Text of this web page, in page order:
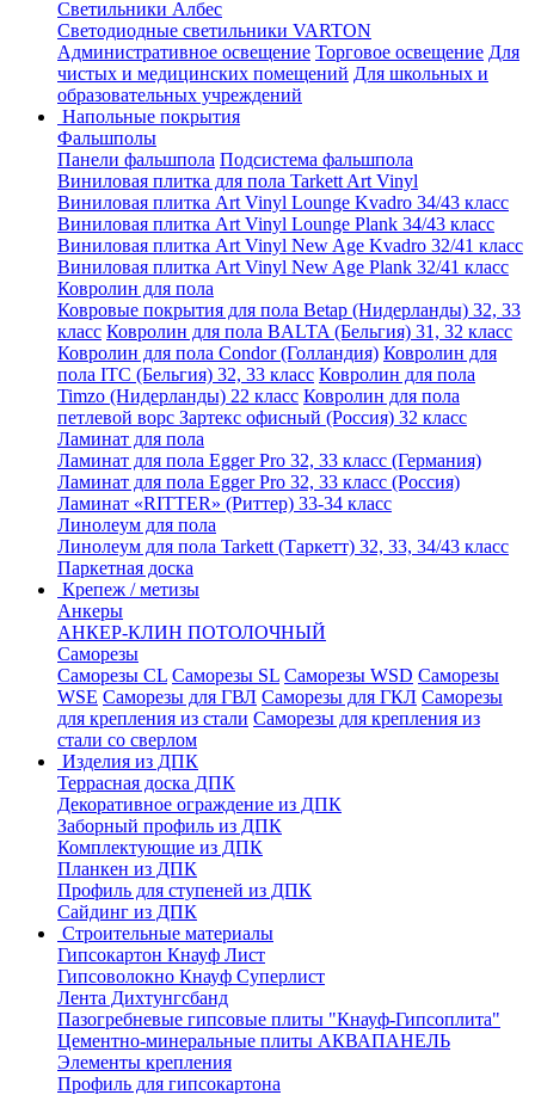
Светильники Албес
Светодиодные светильники VARTON
Административное освещение Торговое освещение Для
чистых и медицинских помещений Для школьных и
образовательных учреждений
Напольные покрытия
Фальшполы
Панели фальшпола Подсистема фальшпола
Виниловая плитка для пола Tarkett Art Vinyl
Виниловая плитка Art Vinyl Lounge Kvadro 34/43 класс
Виниловая плитка Art Vinyl Lounge Plank 34/43 класс
Виниловая плитка Art Vinyl New Age Kvadro 32/41 класс
Виниловая плитка Art Vinyl New Age Plank 32/41 класс
Ковролин для пола
Ковровые покрытия для пола Betap (Нидерланды) 32, 33
класс Ковролин для пола BALTA (Бельгия) 31, 32 класс
Ковролин для пола Condor (Голландия) Ковролин для
пола ITC (Бельгия) 32, 33 класс Ковролин для пола
Timzo (Нидерланды) 22 класс Ковролин для пола
петлевой ворс Зартекс офисный (Россия) 32 класс
Ламинат для пола
Ламинат для пола Egger Pro 32, 33 класс (Германия)
Ламинат для пола Egger Pro 32, 33 класс (Россия)
Ламинат «RITTER» (Риттер) 33-34 класс
Линолеум для пола
Линолеум для пола Tarkett (Таркетт) 32, 33, 34/43 класс
Паркетная доска
Крепеж / метизы
Анкеры
АНКЕР-КЛИН ПОТОЛОЧНЫЙ
Саморезы
Саморезы CL Саморезы SL Саморезы WSD Саморезы
WSE Саморезы для ГВЛ Саморезы для ГКЛ Саморезы
для крепления из стали Саморезы для крепления из
стали со сверлом
Изделия из ДПК
Террасная доска ДПК
Декоративное ограждение из ДПК
Заборный профиль из ДПК
Комплектующие из ДПК
Планкен из ДПК
Профиль для ступеней из ДПК
Сайдинг из ДПК
Строительные материалы
Гипсокартон Кнауф Лист
Гипсоволокно Кнауф Суперлист
Лента Дихтунгсбанд
Пазогребневые гипсовые плиты "Кнауф-Гипсоплита"
Цементно-минеральные плиты АКВАПАНЕЛЬ
Элементы крепления
Профиль для гипсокартона